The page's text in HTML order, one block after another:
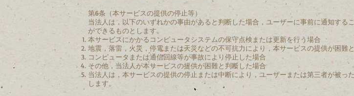
第6条（本サービスの提供の停止等）
当法人は，以下のいずれかの事由があると判断した場合，ユーザーに事前に通知す
ができるものとします。
本サービスにかかるコンピュータシステムの保守点検または更新を行う場合
地震，落雷，火災，停電または天災などの不可抗力により，本サービスの提供が困難
コンピュータまたは通信回線等が事故により停止した場合
その他，当法人が本サービスの提供が困難と判断した場合
当法人は，本サービスの提供の停止または中断により，ユーザーまたは第三者が被
します。